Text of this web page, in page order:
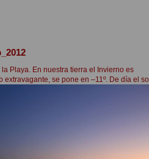
Playa. En nuestra tierra el Invierno es
extravagante, se pone en –11º. De día el sol